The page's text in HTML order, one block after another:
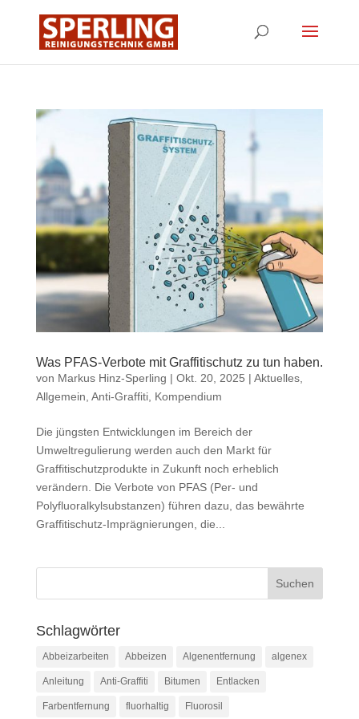
Was PFAS-Verbote mit Graffitischutz zu tun haben.
von Markus Hinz-Sperling | Okt. 20, 2025 | Aktuelles,
Allgemein, Anti-Graffiti, Kompendium
Die jüngsten Entwicklungen im Bereich der
Umweltregulierung werden auch den Markt für
Graffitischutzprodukte in Zukunft noch erheblich
verändern. Die Verbote von PFAS (Per- und
Polyfluoralkylsubstanzen) führen dazu, das bewährte
Graffitischutz-Imprägnierungen, die...
Schlagwörter
Abbeizarbeiten Abbeizen Algenentfernung algenex
Anleitung Anti-Graffiti Bitumen Entlacken
Farbentfernung fluorhaltig Fluorosil